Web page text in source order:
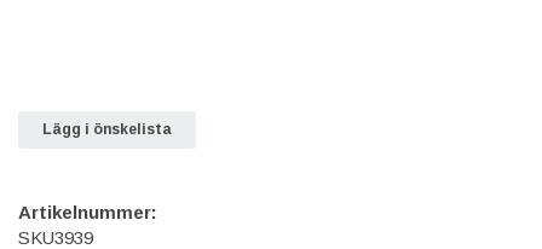
Lägg i önskelista
Artikelnummer:
SKU3939